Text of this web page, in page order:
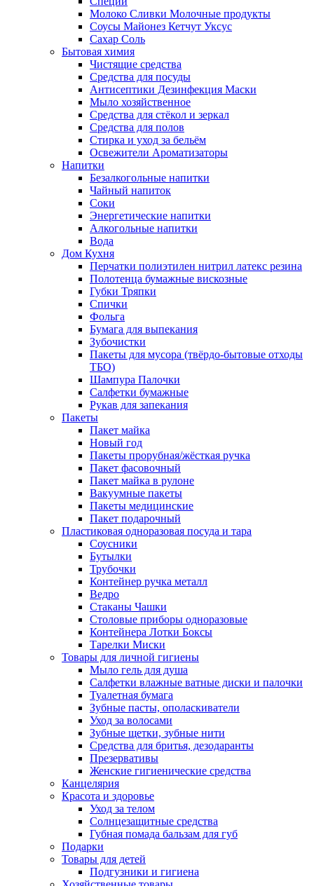
Молоко Сливки Молочные продукты
Соусы Майонез Кетчут Уксус
Сахар Соль
Бытовая химия
Чистящие средства
Средства для посуды
Антисептики Дезинфекция Маски
Мыло хозяйственное
Средства для стёкол и зеркал
Средства для полов
Стирка и уход за бельём
Освежители Ароматизаторы
Напитки
Безалкогольные напитки
Чайный напиток
Соки
Энергетические напитки
Алкогольные напитки
Вода
Дом Кухня
Перчатки полиэтилен нитрил латекс резина
Полотенца бумажные вискозные
Губки Тряпки
Спички
Фольга
Бумага для выпекания
Зубочистки
Пакеты для мусора (твёрдо-бытовые отходы
ТБО)
Шампура Палочки
Салфетки бумажные
Рукав для запекания
Пакеты
Пакет майка
Новый год
Пакеты прорубная/жёсткая ручка
Пакет фасовочный
Пакет майка в рулоне
Вакуумные пакеты
Пакеты медицинские
Пакет подарочный
Пластиковая одноразовая посуда и тара
Соусники
Бутылки
Трубочки
Контейнер ручка металл
Ведро
Стаканы Чашки
Столовые приборы одноразовые
Контейнера Лотки Боксы
Тарелки Миски
Товары для личной гигиены
Мыло гель для душа
Салфетки влажные ватные диски и палочки
Туалетная бумага
Зубные пасты, ополаскиватели
Уход за волосами
Зубные щетки, зубные нити
Средства для бритья, дезодаранты
Презервативы
Женские гигиенические средства
Канцелярия
Красота и здоровье
Уход за телом
Солнцезащитные средства
Губная помада бальзам для губ
Подарки
Товары для детей
Подгузники и гигиена